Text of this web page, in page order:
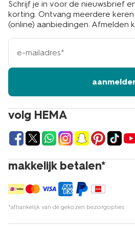
volg HEMA
makkelijk betalen*
*afhankelijk van de gekozen bezorgopties
Schrijf je in voor de nieuwsbrief
korting. Ontvang meerdere
(online) aanbiedingen. Afmelden
e-
mailadres